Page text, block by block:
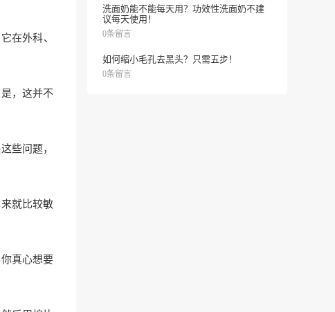
在外科、
，这并不
些问题，
就比较敏
真心想要
洗面奶能不能每天用？功效性洗面奶不建
议每天使用！
0条留言
如何缩小毛孔去黑头？只需五步！
0条留言